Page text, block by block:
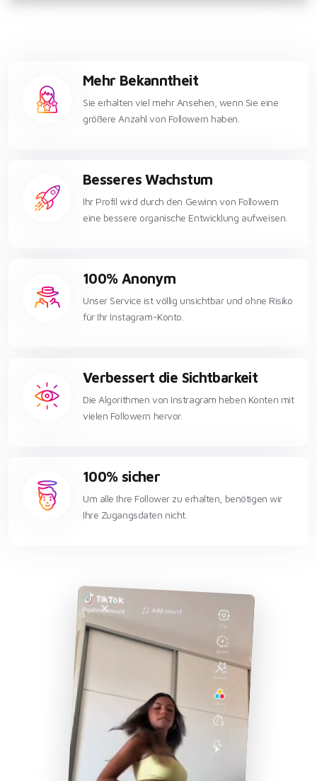
Mehr Bekanntheit
Sie erhalten viel mehr Ansehen, wenn Sie eine
größere Anzahl von Followern haben.
Besseres Wachstum
Ihr Profil wird durch den Gewinn von Followern
eine bessere organische Entwicklung aufweisen.
100% Anonym
Unser Service ist völlig unsichtbar und ohne Risiko
für Ihr Instagram-Konto.
Verbessert die Sichtbarkeit
Die Algorithmen von Instragram heben Konten mit
vielen Followern hervor.
100% sicher
Um alle Ihre Follower zu erhalten, benötigen wir
Ihre Zugangsdaten nicht.